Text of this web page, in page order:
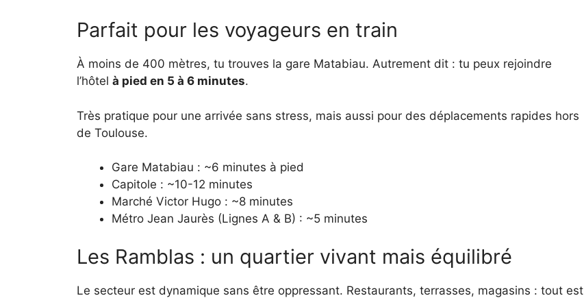
Parfait pour les voyageurs en train
À moins de 400 mètres, tu trouves la gare Matabiau. Autrement dit : tu peux rejoindre
l’hôtel à pied en 5 à 6 minutes.
Très pratique pour une arrivée sans stress, mais aussi pour des déplacements rapides hors
de Toulouse.
Gare Matabiau : ~6 minutes à pied
Capitole : ~10-12 minutes
Marché Victor Hugo : ~8 minutes
Métro Jean Jaurès (Lignes A & B) : ~5 minutes
Les Ramblas : un quartier vivant mais équilibré
Le secteur est dynamique sans être oppressant. Restaurants, terrasses, magasins : tout est